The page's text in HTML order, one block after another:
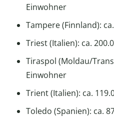
Einwohner
Tampere (Finnland):
Triest (Italien): ca.
Tiraspol (Moldau/
Einwohner
Trient (Italien): ca.
Toledo (Spanien): ca.